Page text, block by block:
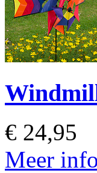
€ 24,95
Meer